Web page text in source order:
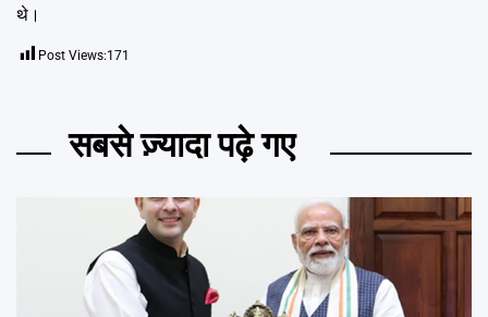
थे।
Post Views:171
सबसे ज़्यादा पढ़े गए